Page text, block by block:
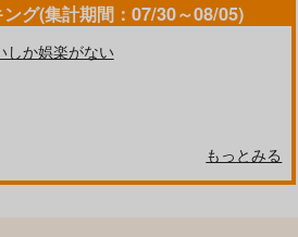
グ(集計期間：07/30～08/05)
しか娯楽がない
もっとみる